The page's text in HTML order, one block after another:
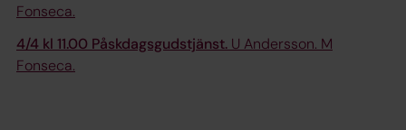
Fonseca.
4/4 kl 11.00 Påskdagsgudstjänst. U Andersson. M
Fonseca.